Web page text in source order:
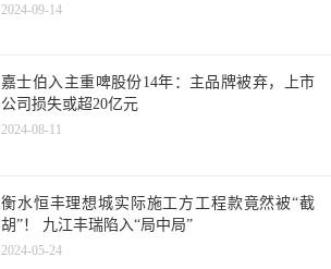
2024-09-14
嘉士伯入主重啤股份14年：主品牌被弃，上市
公司损失或超20亿元
2024-08-11
衡水恒丰理想城实际施工方工程款竟然被“截
胡”！ 九江丰瑞陷入“局中局”
2024-05-24